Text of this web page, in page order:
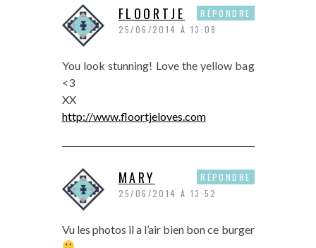
FLOORTJE
25/06/2014 À 13:08
You look stunning! Love the yellow bag
<3
XX
http://www.floortjeloves.com
RÉPONDRE
MARY
25/06/2014 À 13:52
Vu les photos il a l’air bien bon ce burger
RÉPONDRE